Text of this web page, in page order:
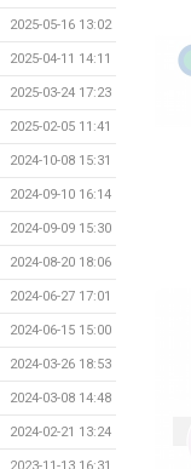
2025-05-16 13:02
2025-04-11 14:11
2025-03-24 17:23
2025-02-05 11:41
2024-10-08 15:31
2024-09-10 16:14
2024-09-09 15:30
2024-08-20 18:06
2024-06-27 17:01
2024-06-15 15:00
2024-03-26 18:53
2024-03-08 14:48
2024-02-21 13:24